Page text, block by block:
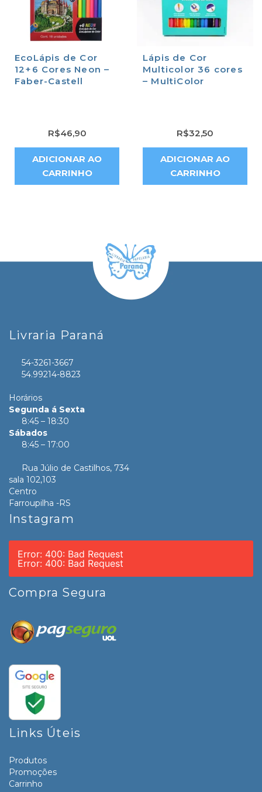
EcoLápis de Cor
12+6 Cores Neon –
Faber-Castell
R$46,90
ADICIONAR AO
CARRINHO
Lápis de Cor
Multicolor 36 cores
– MultiColor
R$32,50
ADICIONAR AO
CARRINHO
Livraria Paraná
54-3261-3667
54.99214-8823
Horários
Segunda á Sexta
8:45 – 18:30
Sábados
8:45 – 17:00
Rua Júlio de Castilhos, 734
sala 102,103
Centro
Farroupilha -RS
Instagram
Error: 400: Bad Request
Error: 400: Bad Request
Compra Segura
Links Úteis
Produtos
Promoções
Carrinho